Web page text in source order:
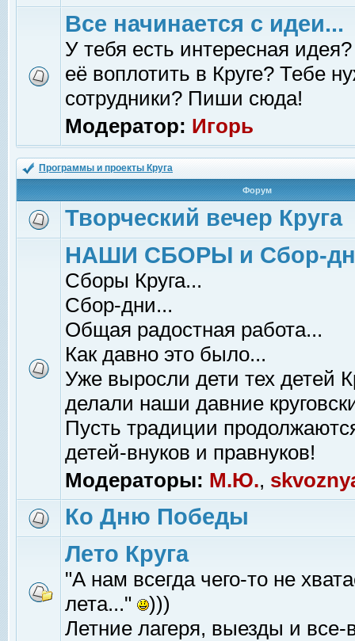
Все начинается с идеи...
У тебя есть интересная
её воплотить в Круге? Тебе
сотрудники? Пиши сюда!
Модератор: Игорь
Программы и проекты Круга
Форум
Творческий вечер Круга
НАШИ СБОРЫ и Сбор-
Сборы Круга...
Сбор-дни...
Общая радостная работа...
Как давно это было...
Уже выросли дети тех детей
делали наши давние
Пусть традиции
детей-внуков и правнуков!
Модераторы: М.Ю.,
Ко Дню Победы
Лето Круга
"А нам всегда чего-то не
лета..."
)))
Летние лагеря, выезды и все-